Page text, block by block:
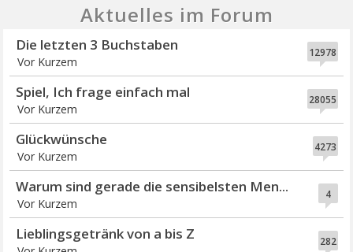
Aktuelles im Forum
12978
Die letzten 3 Buchstaben
Vor Kurzem
28055
Spiel, Ich frage einfach mal
Vor Kurzem
4273
Glückwünsche
Vor Kurzem
4
Warum sind gerade die sensibelsten Men...
Vor Kurzem
282
Lieblingsgetränk von a bis Z